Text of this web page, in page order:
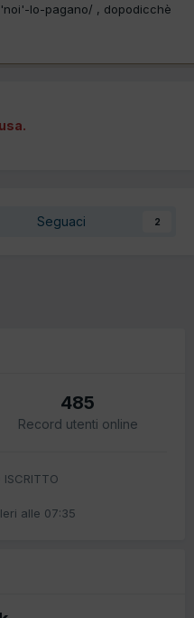
lo-pagano/ , dopodicchè
Seguaci 2
485
Record utenti online
ISCRITTO
Ieri alle 07:35